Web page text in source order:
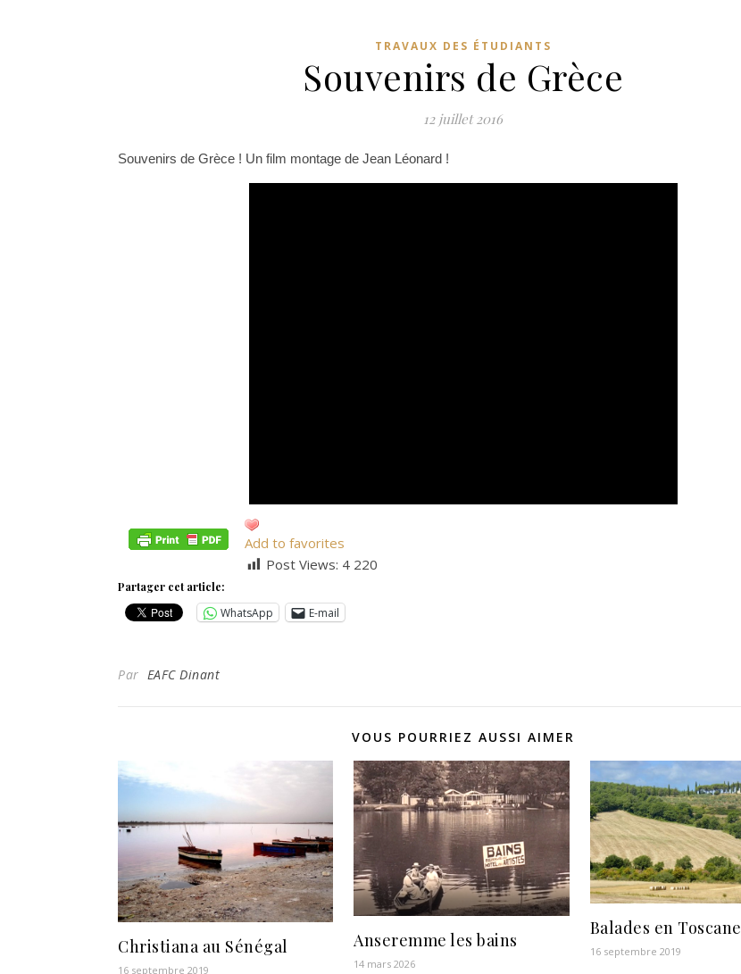
TRAVAUX DES ÉTUDIANTS
Souvenirs de Grèce
12 juillet 2016
Souvenirs de Grèce ! Un film montage de Jean Léonard !
Add to favorites
Post Views: 4 220
Partager cet article:
WhatsApp E-mail
Par EAFC Dinant
VOUS POURRIEZ AUSSI AIMER
Christiana au Sénégal
16 septembre 2019
Anseremme les bains
14 mars 2026
Balades en Toscane
16 septembre 2019